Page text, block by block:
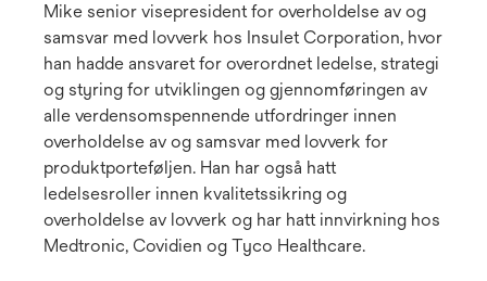
Mike senior visepresident for overholdelse av og
samsvar med lovverk hos Insulet Corporation, hvor
han hadde ansvaret for overordnet ledelse, strategi
og styring for utviklingen og gjennomføringen av
alle verdensomspennende utfordringer innen
overholdelse av og samsvar med lovverk for
produktporteføljen. Han har også hatt
ledelsesroller innen kvalitetssikring og
overholdelse av lovverk og har hatt innvirkning hos
Medtronic, Covidien og Tyco Healthcare.